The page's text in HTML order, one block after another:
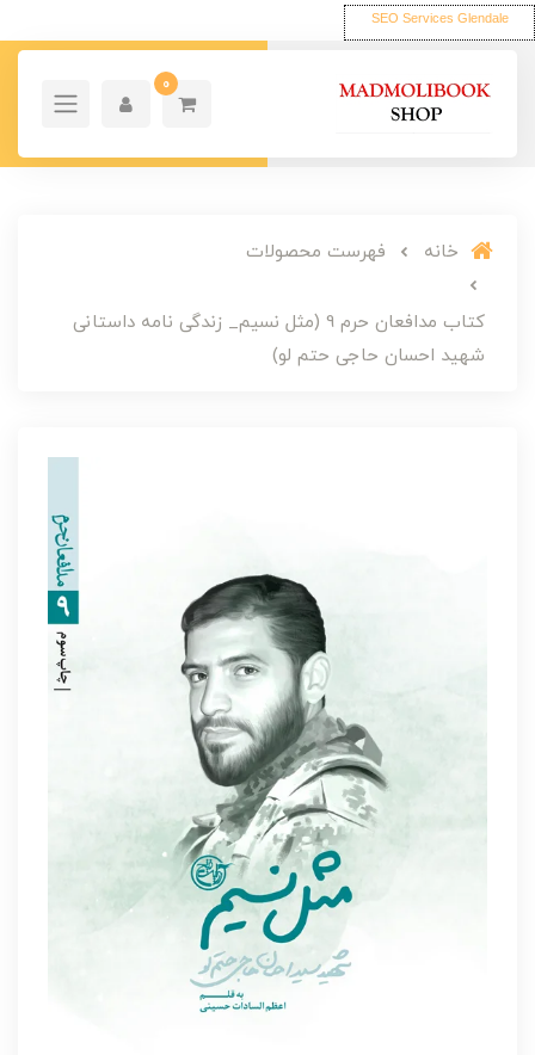
SEO Services Glendale
0
خانه فهرست محصولات
کتاب مدافعان حرم 9 (مثل نسیم_ زندگی نامه داستانی
شهید احسان حاجی حتم لو)